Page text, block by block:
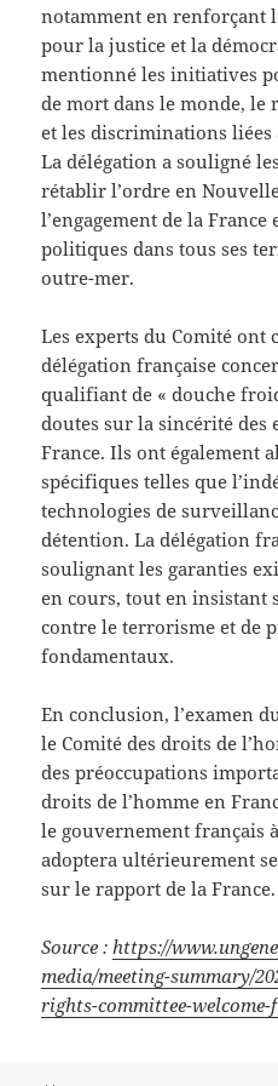
notamment en renforçant
pour la justice et la
mentionné les initiatives
de mort dans le monde, le
et les discriminations liées
La délégation a souligné
rétablir l’ordre en
l’engagement de la
politiques dans tous ses
outre-mer.
Les experts du Comité ont
délégation française
qualifiant de « douche
doutes sur la sincérité des
France. Ils ont également
spécifiques telles que
technologies de
détention. La délégation
soulignant les garanties
en cours, tout en insistant
contre le terrorisme et de
fondamentaux.
En conclusion, l’examen
le Comité des droits de
des préoccupations
droits de l’homme en
le gouvernement français
adoptera ultérieurement
sur le rapport de la France.
Source :https://
media/meeting-summary/
rights-committee-